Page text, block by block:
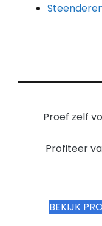
Proef zelf
Profiteer
BEKIJK